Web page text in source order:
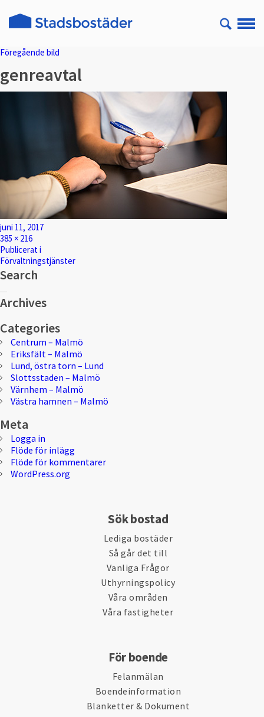
Föregående bild
genreavtal
Postat
juni 11, 2017
Full
storlek
385 × 216
Inläggsnavigering
Publicerat i
Förvaltningstjänster
Search
efter:
Archives
Categories
Centrum – Malmö
Eriksfält – Malmö
Lund, östra torn – Lund
Slottsstaden – Malmö
Värnhem – Malmö
Västra hamnen – Malmö
Meta
Logga in
Flöde för inlägg
Flöde för kommentarer
WordPress.org
Sök bostad
Lediga bostäder
Så går det till
Vanliga Frågor
Uthyrningspolicy
Våra områden
Våra fastigheter
För boende
Felanmälan
Boendeinformation
Blanketter & Dokument